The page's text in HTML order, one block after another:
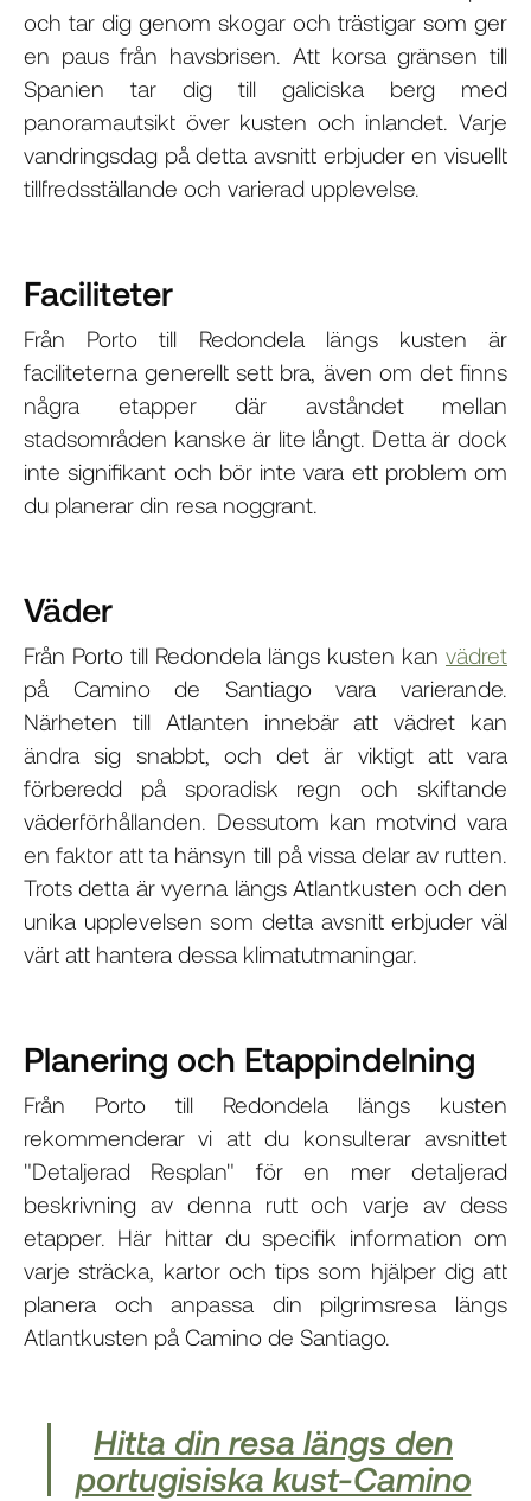
och tar dig genom skogar och trästigar som ger
en paus från havsbrisen. Att korsa gränsen till
Spanien tar dig till galiciska berg med
panoramautsikt över kusten och inlandet. Varje
vandringsdag på detta avsnitt erbjuder en visuellt
tillfredsställande och varierad upplevelse.
Faciliteter
Från Porto till Redondela längs kusten är
faciliteterna generellt sett bra, även om det finns
några etapper där avståndet mellan
stadsområden kanske är lite långt. Detta är dock
inte signifikant och bör inte vara ett problem om
du planerar din resa noggrant.
Väder
Från Porto till Redondela längs kusten kan vädret
på Camino de Santiago vara varierande.
Närheten till Atlanten innebär att vädret kan
ändra sig snabbt, och det är viktigt att vara
förberedd på sporadisk regn och skiftande
väderförhållanden. Dessutom kan motvind vara
en faktor att ta hänsyn till på vissa delar av rutten.
Trots detta är vyerna längs Atlantkusten och den
unika upplevelsen som detta avsnitt erbjuder väl
värt att hantera dessa klimatutmaningar.
Planering och Etappindelning
Från Porto till Redondela längs kusten
rekommenderar vi att du konsulterar avsnittet
"Detaljerad Resplan" för en mer detaljerad
beskrivning av denna rutt och varje av dess
etapper. Här hittar du specifik information om
varje sträcka, kartor och tips som hjälper dig att
planera och anpassa din pilgrimsresa längs
Atlantkusten på Camino de Santiago.
Hitta din resa längs den
portugisiska kust-Camino